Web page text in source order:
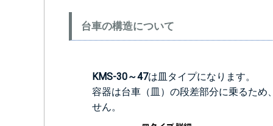
台車の構造について
KMS-30～47は皿タイプになります。
容器は台車（皿）の段差部分に乗るため
せん。